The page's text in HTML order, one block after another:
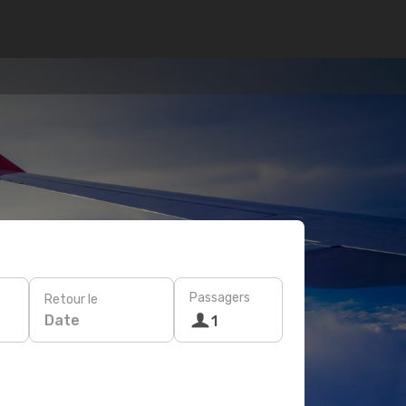
Retour le
Date
Passagers
1